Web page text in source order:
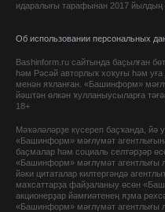
идаралығы тарафынан 2017 йылдың
Об использовании персональных
Bashinform.ru сайтында баҫылған
һәм Рәсәй авторлыҡ хоҡуғы һәм
менән яҡланған. «Башинформ»
йәштән өлкән ҡулланыусыларға
18+
Мәҡәләләрҙе күсереп баҫҡанда, йә
«Башинформ» мәғлүмәт
баҫмалар һәм социаль селтәрҙәр
«Башинформ» мәғлүмәт агентлығы
йәки цитаталар килтергәндә
маҡсаттарҙа файҙаланыу өсөн
акционерҙар йәмғиәтенең яҙма
«Башинформ» мәғлүмәт агентлығы